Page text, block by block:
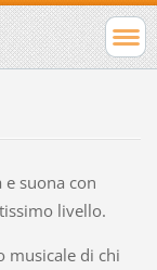
suona con
livello.
musicale di chi